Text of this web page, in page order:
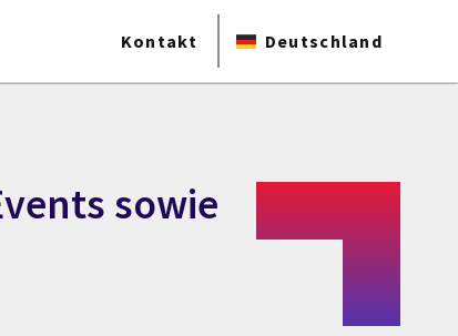
Kontakt Deutschland
sowie